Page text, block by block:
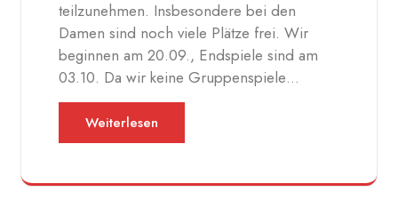
teilzunehmen. Insbesondere bei den
Damen sind noch viele Plätze frei. Wir
beginnen am 20.09., Endspiele sind am
03.10. Da wir keine Gruppenspiele…
Weiterlesen